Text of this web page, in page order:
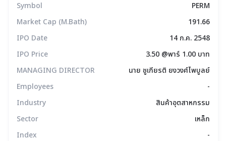
Symbol
PERM
Market Cap (M.Bath)
191.66
IPO Date
14 ก.ค. 2548
IPO Price
3.50 @พาร์ 1.00 บาท
MANAGING DIRECTOR
นาย ชูเกียรติ ยงวงศ์ไพบูลย์
Employees
-
Industry
สินค้าอุตสาหกรรม
Sector
เหล็ก
Index
-